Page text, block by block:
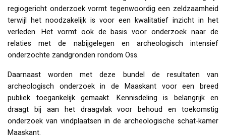
regiogericht onderzoek vormt tegenwoordig een zeldzaamheid
terwijl het noodzakelijk is voor een kwalitatief inzicht in het
verleden. Het vormt ook de basis voor onderzoek naar de
relaties met de nabijgelegen en archeologisch intensief
onderzochte zandgronden rondom Oss.
Daarnaast worden met deze bundel de resultaten van
archeologisch onderzoek in de Maaskant voor een breed
publiek toegankelijk gemaakt. Kennisdeling is belangrijk en
draagt bij aan het draagvlak voor behoud en toekomstig
onderzoek van vindplaatsen in de archeologische schat-kamer
Maaskant.